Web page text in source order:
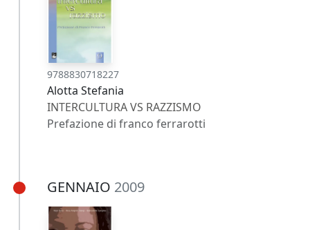
9788830718227
Alotta Stefania
INTERCULTURA VS RAZZISMO
Prefazione di franco ferrarotti
GENNAIO 2009